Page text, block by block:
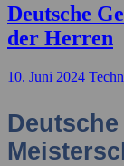
Deutsche
der Herren
10. Juni 2024